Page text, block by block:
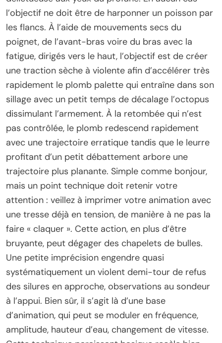
l’objectif ne doit être de harponner un poisson par
les flancs. À l’aide de mouvements secs du
poignet, de l’avant-bras voire du bras avec la
fatigue, dirigés vers le haut, l’objectif est de créer
une traction sèche à violente afin d’accélérer très
rapidement le plomb palette qui entraîne dans son
sillage avec un petit temps de décalage l’octopus
dissimulant l’armement. À la retombée qui n’est
pas contrôlée, le plomb redescend rapidement
avec une trajectoire erratique tandis que le leurre
profitant d’un petit débattement arbore une
trajectoire plus planante. Simple comme bonjour,
mais un point technique doit retenir votre
attention : veillez à imprimer votre animation avec
une tresse déjà en tension, de manière à ne pas la
faire « claquer ». Cette action, en plus d’être
bruyante, peut dégager des chapelets de bulles.
Une petite imprécision engendre quasi
systématiquement un violent demi-tour de refus
des silures en approche, observations au sondeur
à l’appui. Bien sûr, il s’agit là d’une base
d’animation, qui peut se moduler en fréquence,
amplitude, hauteur d’eau, changement de vitesse.